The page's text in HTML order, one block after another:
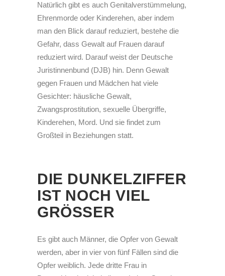
Natürlich gibt es auch Genitalverstümmelung,
Ehrenmorde oder Kinderehen, aber indem
man den Blick darauf reduziert, bestehe die
Gefahr, dass Gewalt auf Frauen darauf
reduziert wird. Darauf weist der Deutsche
Juristinnenbund (DJB) hin. Denn Gewalt
gegen Frauen und Mädchen hat viele
Gesichter: häusliche Gewalt,
Zwangsprostitution, sexuelle Übergriffe,
Kinderehen, Mord. Und sie findet zum
Großteil in Beziehungen statt.
DIE DUNKELZIFFER
IST NOCH VIEL
GRÖSSER
Es gibt auch Männer, die Opfer von Gewalt
werden, aber in vier von fünf Fällen sind die
Opfer weiblich. Jede dritte Frau in